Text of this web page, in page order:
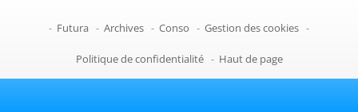
- Futura - Archives - Conso - Gestion des cookies -
Politique de confidentialité - Haut de page